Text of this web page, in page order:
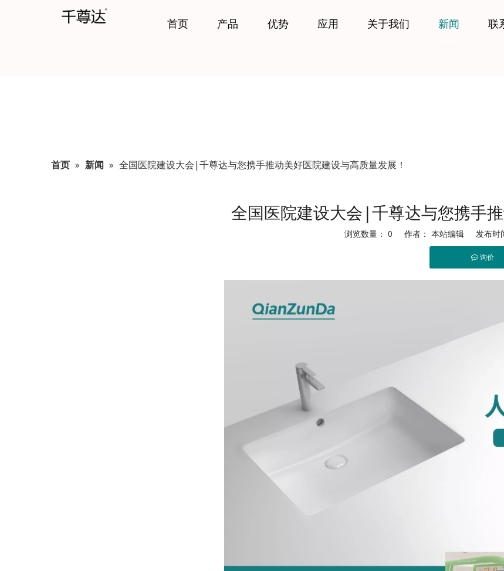
首页 产品 优势 应用 关于我们 新闻 联
首页 » 新闻 » 全国医院建设大会|千尊达与您携手推动美好医院建设与高质量发展！
全国医院建设大会|千尊达与您携手
浏览数量： 0 作者： 本站编辑 发布时
询价
["facebook","twitter","line","wechat","linkedin","pinterest","whatsapp"]